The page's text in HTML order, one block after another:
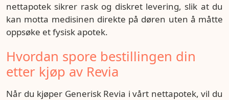
nettapotek sikrer rask og diskret levering, slik at du
kan motta medisinen direkte på døren uten å måtte
oppsøke et fysisk apotek.
Hvordan spore bestillingen din
etter kjøp av Revia
Når du kjøper Generisk Revia i vårt nettapotek, vil du